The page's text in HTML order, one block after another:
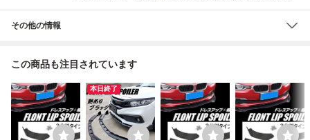
その他の情報
この商品も注目されています
本日終了